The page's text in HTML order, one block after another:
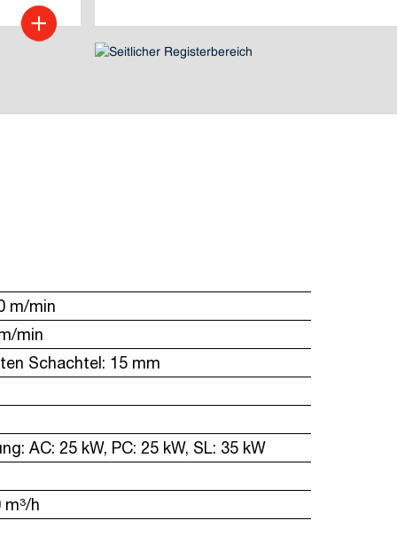
m/min
min
Schachtel: 15 mm
AC: 25 kW, PC: 25 kW, SL: 35 kW
h